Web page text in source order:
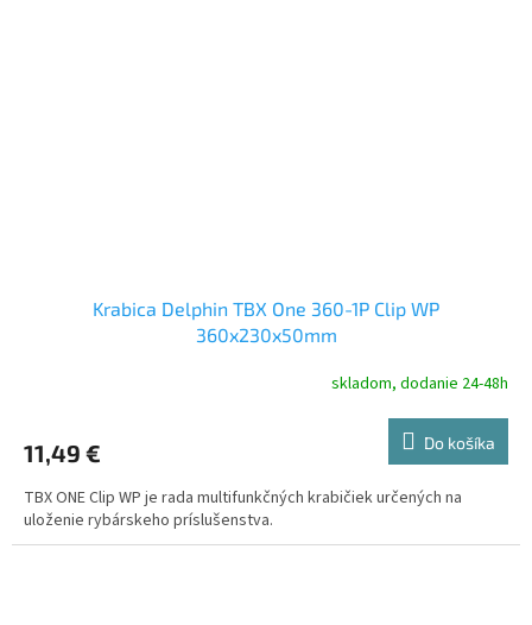
Krabica Delphin TBX One 360-1P Clip WP
360x230x50mm
skladom, dodanie 24-48h
11,49 € Do košíka
TBX ONE Clip WP je rada multifunkčných krabičiek určených na
uloženie rybárskeho príslušenstva.